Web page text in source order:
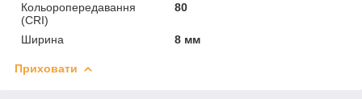
Кольоропередавання
(CRI)
80
Ширина 8 мм
Приховати